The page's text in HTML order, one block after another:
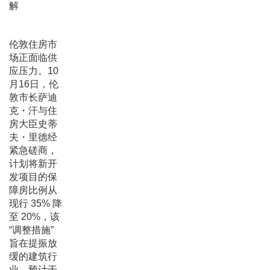
解
伦敦住房市
场正面临供
应压力。10
月16日，伦
敦市长萨迪
克・汗与住
房大臣史蒂
夫・里德经
紧急磋商，
计划将新开
发项目的保
障房比例从
现行 35% 降
至 20%，该
“调整措施”
旨在提振放
缓的建筑行